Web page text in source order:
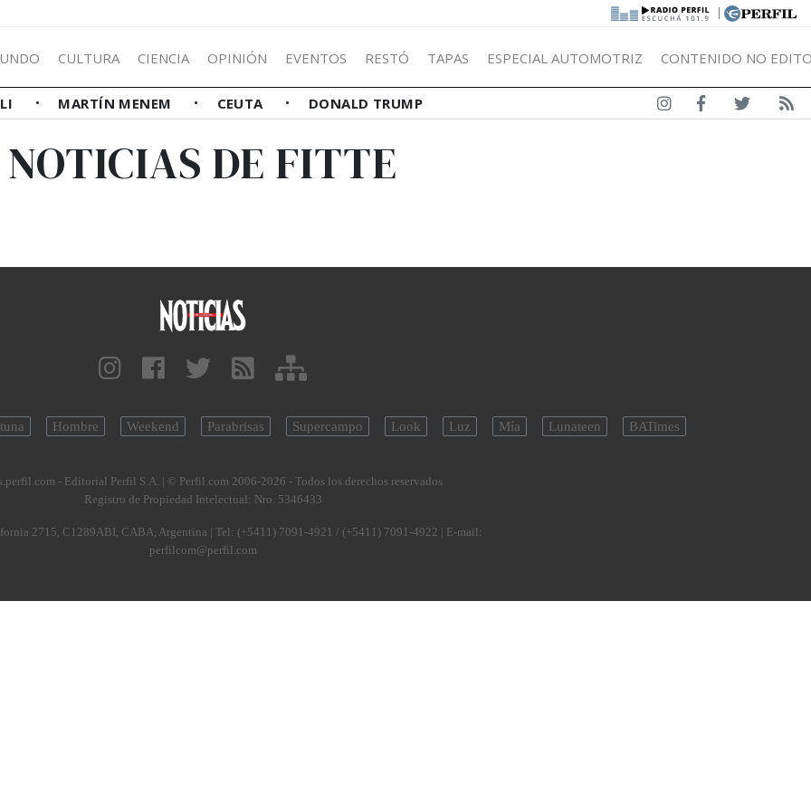
|
CULTURA CIENCIA OPINIÓN EVENTOS RESTÓ TAPAS ESPECIAL AUTOMOTRIZ CONTENIDO NO
MARTÍN MENEM CEUTA DONALD TRUMP
NOTICIAS DE FITTE
Hombre Weekend Parabrisas Supercampo Look Luz Mía Lunateen BATimes
- Editorial Perfil S.A. | © Perfil.com 2006-2026 - Todos los derechos reservados
Registro de Propiedad Intelectual: Nro. 5346433
2715, C1289ABI, CABA, Argentina | Tel: (+5411) 7091-4921 / (+5411) 7091-4922 | E-mail:
perfilcom@perfil.com